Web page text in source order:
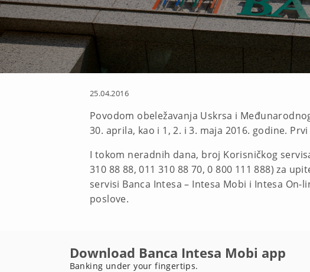
25.04.2016
Povodom obeležavanja Uskrsa i
30. aprila, kao i 1, 2. i 3. maja 2016. godine.
I tokom neradnih dana, broj Korisničkog
310 88 88, 011 310 88 70, 0 800 111 888) za
servisi Banca Intesa – Intesa Mobi i Intesa
poslove.
Download Banca Intesa Mobi app
Banking under your fingertips.